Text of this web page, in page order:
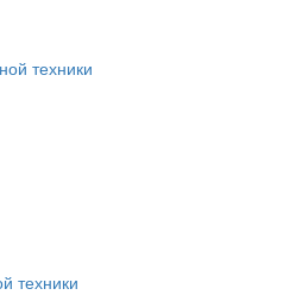
техники
техники